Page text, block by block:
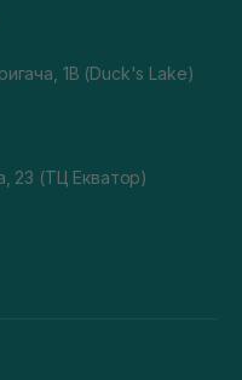
1В (Duck's Lake)
23 (ТЦ Екватор)